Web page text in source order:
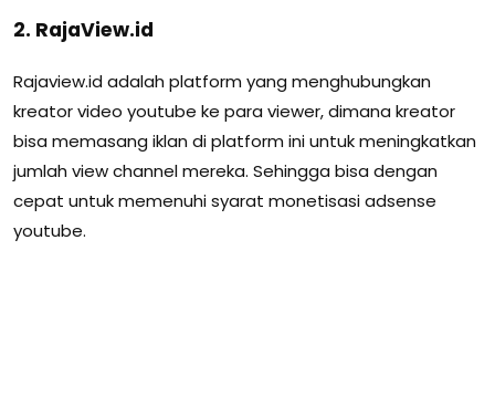
2. RajaView.id
Rajaview.id adalah platform yang menghubungkan
kreator video youtube ke para viewer, dimana kreator
bisa memasang iklan di platform ini untuk meningkatkan
jumlah view channel mereka. Sehingga bisa dengan
cepat untuk memenuhi syarat monetisasi adsense
youtube.